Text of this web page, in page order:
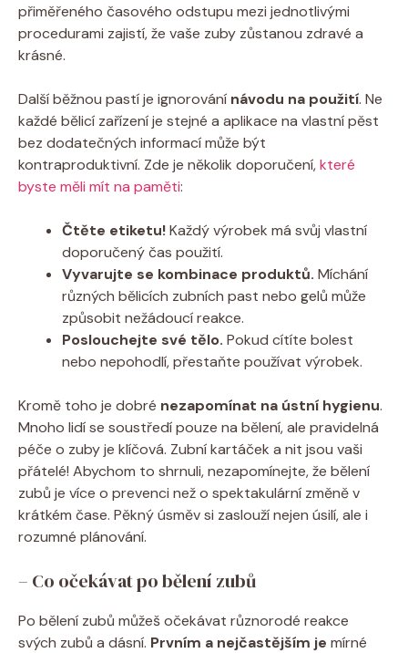
přiměřeného časového odstupu mezi jednotlivými
procedurami zajistí, že vaše zuby zůstanou zdravé a
krásné.
Další běžnou pastí je ignorování návodu na použití. Ne
každé bělicí zařízení je stejné a aplikace na vlastní pěst
bez dodatečných informací může být
kontraproduktivní. Zde je několik doporučení,které
byste měli mít na paměti:
Čtěte etiketu!Každý výrobek má svůj vlastní
doporučený čas použití.
Vyvarujte se kombinace produktů. Míchání
různých bělicích zubních past nebo gelů může
způsobit nežádoucí reakce.
Poslouchejte své tělo. Pokud cítíte bolest
nebo nepohodlí, přestaňte používat výrobek.
Kromě toho je dobré nezapomínat na ústní hygienu.
Mnoho lidí se soustředí pouze na bělení, ale pravidelná
péče o zuby je klíčová. Zubní kartáček a nit jsou vaši
přátelé! Abychom to shrnuli, nezapomínejte, že bělení
zubů je více o prevenci než o spektakulární změně v
krátkém čase. Pěkný úsměv si zaslouží nejen úsilí, ale i
rozumné plánování.
– Co očekávat po bělení zubů
Po bělení zubů můžeš očekávat různorodé reakce
svých zubů a dásní. Prvním a nejčastějším je mírné